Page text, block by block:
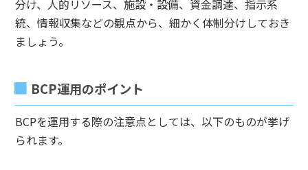
分け、人的リソース、施設・設備、資金調達、指示系
統、情報収集などの観点から、細かく体制分けしておき
ましょう。
BCP運用のポイント
BCPを運用する際の注意点としては、以下のものが挙げ
られます。